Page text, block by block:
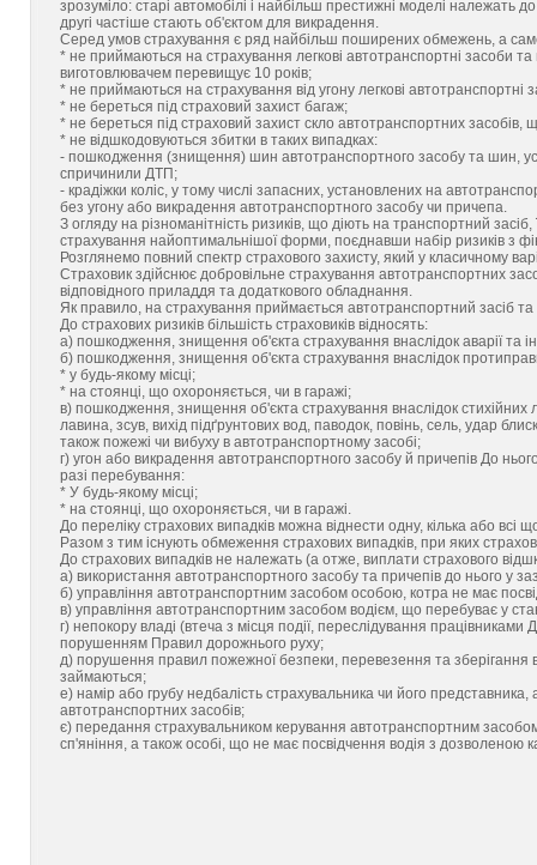
зрозуміло: старі автомобілі і найбільш престижні моделі
другі частіше стають об'єктом для викрадення.
Серед умов страхування є ряд найбільш поширених обмежень, а
* не приймаються на страхування легкові автотранспортні засоби
виготовлювачем перевищує 10 років;
* не приймаються на страхування від угону легкові
* не береться під страховий захист багаж;
* не береться під страховий захист скло автотранспортних
* не відшкодовуються збитки в таких випадках:
- пошкодження (знищення) шин автотранспортного засобу та шин,
спричинили ДТП;
- крадіжки коліс, у тому числі запасних, установлених на
без угону або викрадення автотранспортного засобу чи причепа.
З огляду на різноманітність ризиків, що діють на транспортний
страхування найоптимальнішої форми, поєднавши набір ризиків з
Розглянемо повний спектр страхового захисту, який у класичному
Страховик здійснює добровільне страхування автотранспортних
відповідного приладдя та додаткового обладнання.
Як правило, на страхування приймається автотранспортний засіб та
До страхових ризиків більшість страховиків відносять:
а) пошкодження, знищення об'єкта страхування внаслідок аварії та
б) пошкодження, знищення об'єкта страхування внаслідок
* у будь-якому місці;
* на стоянці, що охороняється, чи в гаражі;
в) пошкодження, знищення об'єкта страхування внаслідок
лавина, зсув, вихід підґрунтових вод, паводок, повінь, сель, удар
також пожежі чи вибуху в автотранспортному засобі;
г) угон або викрадення автотранспортного засобу й причепів До
разі перебування:
* У будь-якому місці;
* на стоянці, що охороняється, чи в гаражі.
До переліку страхових випадків можна віднести одну, кілька або всі
Разом з тим існують обмеження страхових випадків, при яких
До страхових випадків не належать (а отже, виплати страхового
а) використання автотранспортного засобу та причепів до нього у
б) управління автотранспортним засобом особою, котра не має
в) управління автотранспортним засобом водієм, що перебуває у
г) непокору владі (втеча з місця події, переслідування
порушенням Правил дорожнього руху;
д) порушення правил пожежної безпеки, перевезення та зберігання
займаються;
е) намір або грубу недбалість страхувальника чи його
автотранспортних засобів;
є) передання страхувальником керування автотранспортним
сп'яніння, а також особі, що не має посвідчення водія з дозволеною